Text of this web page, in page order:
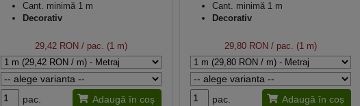
Cant. minimă 1 m
Decorativ
29,42 RON / pac. (1 m)
pac. Adaugă în coș
Cant. minimă 1 m
Decorativ
29,80 RON / pac. (1 m)
pac. Adaugă în coș